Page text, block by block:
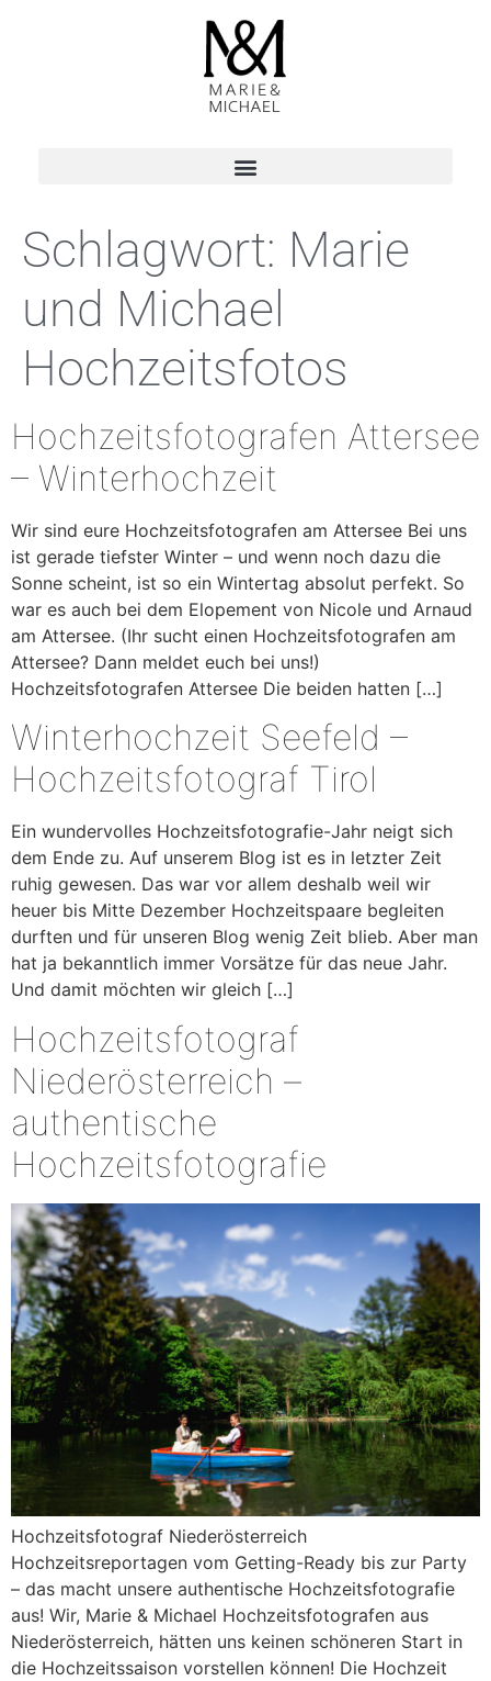
Schlagwort: Marie
und Michael
Hochzeitsfotos
Hochzeitsfotografen Attersee
– Winterhochzeit
Wir sind eure Hochzeitsfotografen am Attersee Bei uns
ist gerade tiefster Winter – und wenn noch dazu die
Sonne scheint, ist so ein Wintertag absolut perfekt. So
war es auch bei dem Elopement von Nicole und Arnaud
am Attersee. (Ihr sucht einen Hochzeitsfotografen am
Attersee? Dann meldet euch bei uns!)
Hochzeitsfotografen Attersee Die beiden hatten […]
Winterhochzeit Seefeld –
Hochzeitsfotograf Tirol
Ein wundervolles Hochzeitsfotografie-Jahr neigt sich
dem Ende zu. Auf unserem Blog ist es in letzter Zeit
ruhig gewesen. Das war vor allem deshalb weil wir
heuer bis Mitte Dezember Hochzeitspaare begleiten
durften und für unseren Blog wenig Zeit blieb. Aber man
hat ja bekanntlich immer Vorsätze für das neue Jahr.
Und damit möchten wir gleich […]
Hochzeitsfotograf
Niederösterreich –
authentische
Hochzeitsfotografie
Hochzeitsfotograf Niederösterreich
Hochzeitsreportagen vom Getting-Ready bis zur Party
– das macht unsere authentische Hochzeitsfotografie
aus! Wir, Marie & Michael Hochzeitsfotografen aus
Niederösterreich, hätten uns keinen schöneren Start in
die Hochzeitssaison vorstellen können! Die Hochzeit